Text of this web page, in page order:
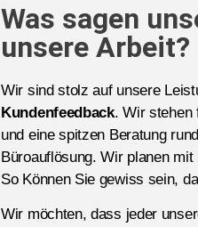
Was sagen
unsere Arbeit?
Wir sind stolz auf unsere
Kundenfeedback. Wir stehen
und eine spitzen Beratung
Büroauflösung. Wir planen
So Können Sie gewiss sein,
Wir möchten, dass jeder